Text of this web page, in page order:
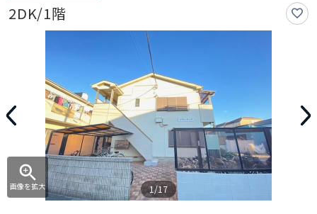
2DK/1階
画像を拡大 1/17